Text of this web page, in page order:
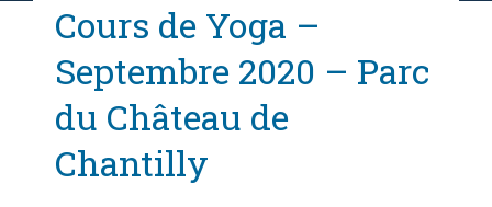
Cours de Yoga –
Septembre 2020 – Parc
du Château de
Chantilly